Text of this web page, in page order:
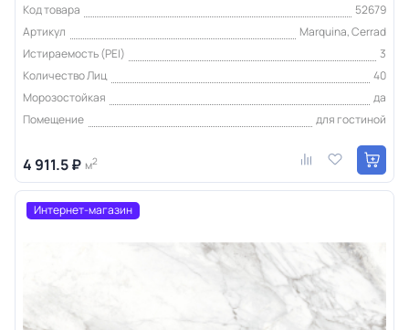
Код товара
52679
Артикул
Marquina, Cerrad
Истираемость (PEI)
3
Количество Лиц
40
Морозостойкая
да
Помещение
для гостиной
4 911.5 ₽ м2
Интернет-магазин